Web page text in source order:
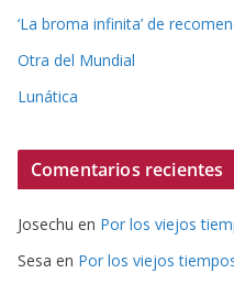
‘La broma infinita’ de
Otra del Mundial
Lunática
Comentarios recientes
Josechu en Por los viejos
Sesa en Por los viejos